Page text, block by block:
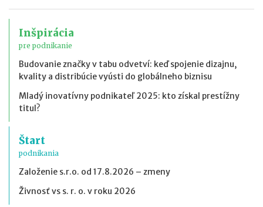
Inšpirácia
pre podnikanie
Budovanie značky v tabu odvetví: keď spojenie dizajnu,
kvality a distribúcie vyústi do globálneho biznisu
Mladý inovatívny podnikateľ 2025: kto získal prestížny
titul?
Štart
podnikania
Založenie s.r.o. od 17.8.2026 – zmeny
Živnosť vs s. r. o. v roku 2026